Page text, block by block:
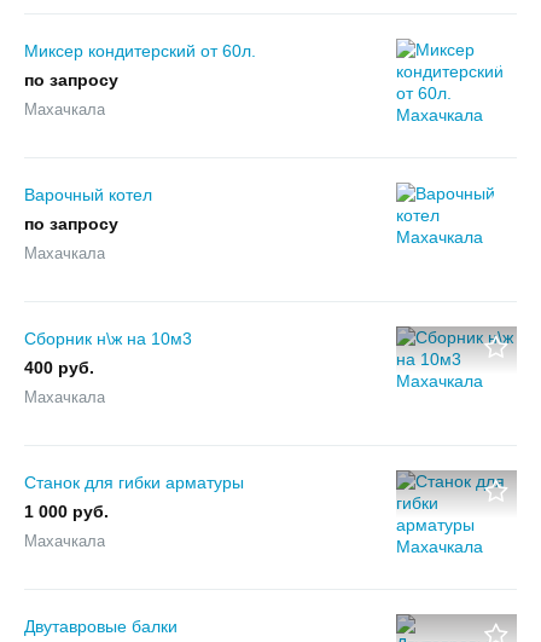
Миксер кондитерский от 60л.
по запросу
Махачкала
Варочный котел
по запросу
Махачкала
Сборник н\ж на 10м3
400 руб.
Махачкала
Станок для гибки арматуры
1 000 руб.
Махачкала
Двутавровые балки